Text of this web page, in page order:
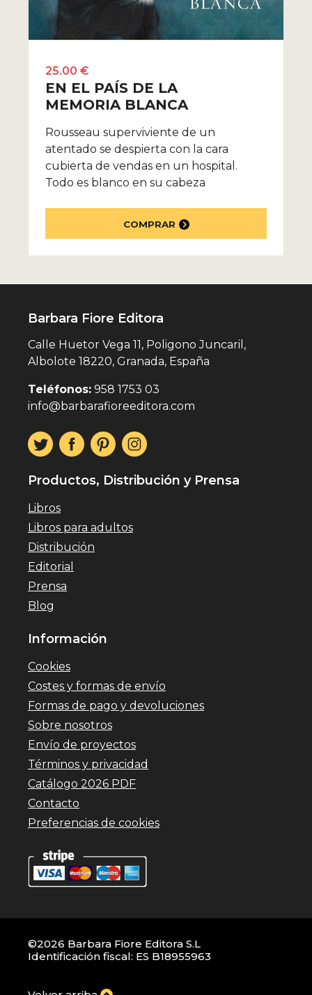
25.00 €
EN EL PAÍS DE LA
MEMORIA BLANCA
Rousseau superviviente de un
atentado se despierta con la cara
cubierta de vendas en un hospital.
Todo es blanco en su cabeza
COMPRAR
Barbara Fiore Editora
Calle Huetor Vega 11, Poligono Juncaril,
Albolote 18220, Granada, España
Teléfonos: 958 1753 03
info@barbarafioreeditora.com
Productos, Distribución y Prensa
Libros
Libros para adultos
Distribución
Editorial
Prensa
Blog
Información
Cookies
Costes y formas de envío
Formas de pago y devoluciones
Sobre nosotros
Envío de proyectos
Términos y privacidad
Catálogo 2026 PDF
Contacto
Preferencias de cookies
©2026 Barbara Fiore Editora S.L
Identificación fiscal: ES B18955963